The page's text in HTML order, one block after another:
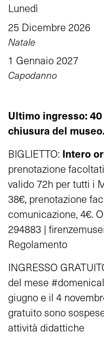
Lunedì
25 Dicembre 2026
Natale
1 Gennaio 2027
Capodanno
Ultimo ingresso:
chiusura del
BIGLIETTO: Intero
prenotazione
valido 72h per tutti i
38€, prenotazione
comunicazione, 4€.
294883 |
Regolamento
INGRESSO
del mese
giugno e il 4
gratuito sono
attività didattiche